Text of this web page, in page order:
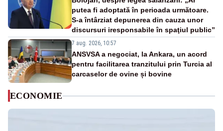
putea fi adoptată în perioada următoare.
S-a întârziat depunerea din cauza unor
discursuri iresponsabile în spaţiul public”
7 aug. 2026, 10:57
ANSVSA a negociat, la Ankara, un acord
pentru facilitarea tranzitului prin Turcia al
carcaselor de ovine și bovine
ECONOMIE